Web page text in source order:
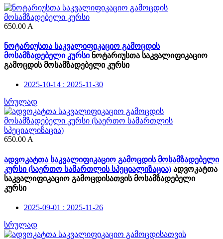
650.00 A
ნოტარიუსთა საკვალიფიკაციო გამოცდის
მოსამზადებელი კურსი ნოტარიუსთა საკვალიფიკაციო
გამოცდის მოსამზადებელი კურსი
2025-10-14 : 2025-11-30
სრულად
650.00A
ადვოკატთა საკვალიფიკაციო გამოცდის მოსამზადებელი
კურსი (საერთო სამართლის სპეციალიზაცია) ადვოკატთა
საკვალიფიკაციო გამოცდისათვის მოსამზადებელი
კურსი
2025-09-01 : 2025-11-26
სრულად